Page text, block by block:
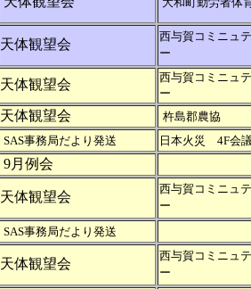
天体観望会
西与賀コミニュ
ー
天体観望会
西与賀コミニュ
ー
天体観望会
杵島郡農協
SAS事務局だより発送
日本火災 4F会
9月例会
天体観望会
西与賀コミニュ
ー
SAS事務局だより発送
天体観望会
西与賀コミニュ
ー